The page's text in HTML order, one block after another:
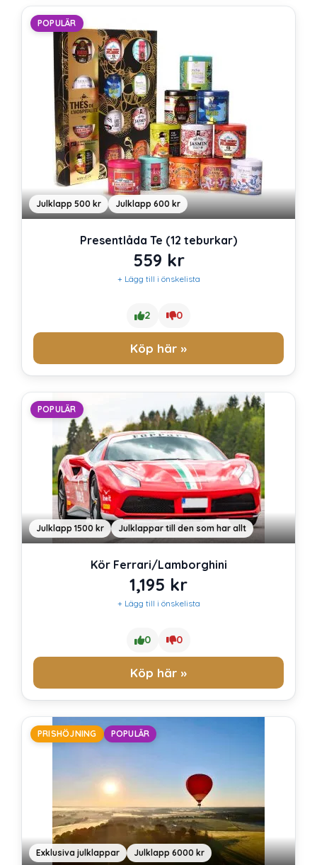
POPULÄR
Julklapp 500 kr Julklapp 600 kr
Presentlåda Te (12 teburkar)
559 kr
+ Lägg till i önskelista
2 0
Köp här »
POPULÄR
Julklapp 1500 kr Julklappar till den som har allt
Kör Ferrari/Lamborghini
1,195 kr
+ Lägg till i önskelista
0 0
Köp här »
PRISHÖJNING POPULÄR
Exklusiva julklappar Julklapp 6000 kr